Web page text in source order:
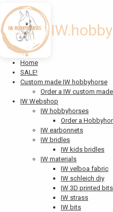
Home
SALE!
Custom made IW hobbyhorse
Order a IW custom
IW Webshop
IW hobbyhorses
Order a
IW earbonnets
IW bridles
IW kids bridles
IW materials
IW velboa fabric
IW schleich diy
IW 3D printed bits
IW strass
IW bits